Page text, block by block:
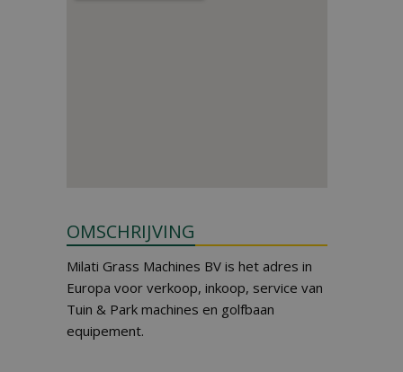
OMSCHRIJVING
Milati Grass Machines BV is het adres in
Europa voor verkoop, inkoop, service van
Tuin & Park machines en golfbaan
equipement.